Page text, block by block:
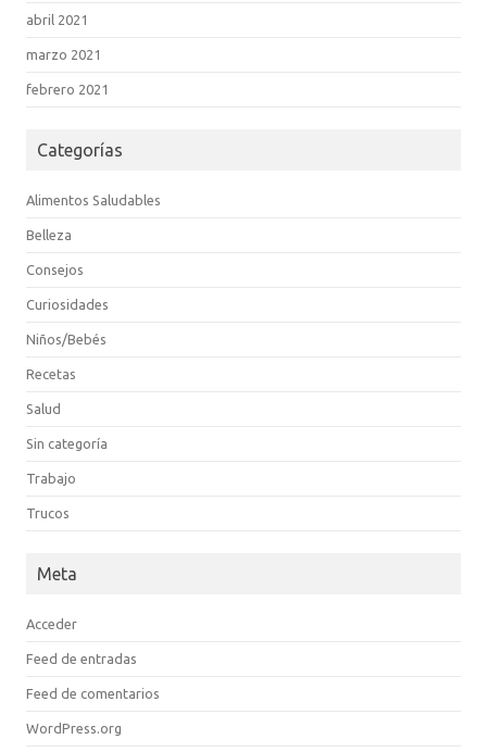
abril 2021
marzo 2021
febrero 2021
Categorías
Alimentos Saludables
Belleza
Consejos
Curiosidades
Niños/Bebés
Recetas
Salud
Sin categoría
Trabajo
Trucos
Meta
Acceder
Feed de entradas
Feed de comentarios
WordPress.org